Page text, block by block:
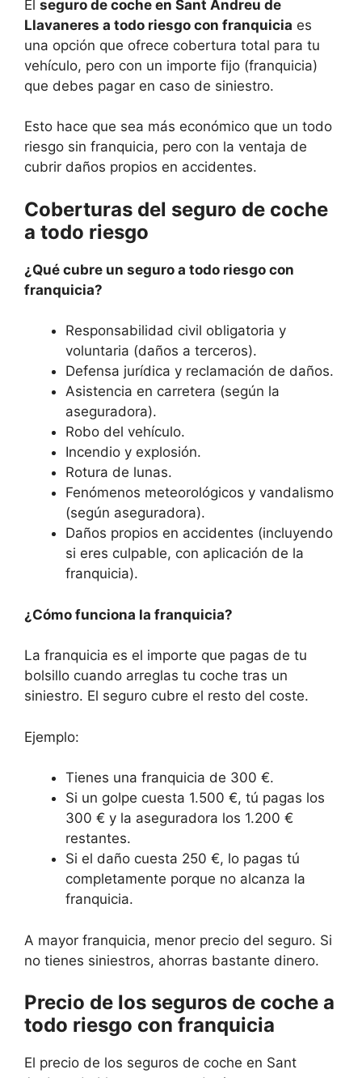
El seguro de coche en Sant Andreu de
Llavaneres a todo riesgo con franquicia es
una opción que ofrece cobertura total para tu
vehículo, pero con un importe fijo (franquicia)
que debes pagar en caso de siniestro.
Esto hace que sea más económico que un todo
riesgo sin franquicia, pero con la ventaja de
cubrir daños propios en accidentes.
Coberturas del seguro de coche
a todo riesgo
¿Qué cubre un seguro a todo riesgo con
franquicia?
Responsabilidad civil obligatoria y
voluntaria (daños a terceros).
Defensa jurídica y reclamación de daños.
Asistencia en carretera (según la
aseguradora).
Robo del vehículo.
Incendio y explosión.
Rotura de lunas.
Fenómenos meteorológicos y vandalismo
(según aseguradora).
Daños propios en accidentes (incluyendo
si eres culpable, con aplicación de la
franquicia).
¿Cómo funciona la franquicia?
La franquicia es el importe que pagas de tu
bolsillo cuando arreglas tu coche tras un
siniestro. El seguro cubre el resto del coste.
Ejemplo:
Tienes una franquicia de 300 €.
Si un golpe cuesta 1.500 €, tú pagas los
300 € y la aseguradora los 1.200 €
restantes.
Si el daño cuesta 250 €, lo pagas tú
completamente porque no alcanza la
franquicia.
A mayor franquicia, menor precio del seguro. Si
no tienes siniestros, ahorras bastante dinero.
Precio de los seguros de coche a
todo riesgo con franquicia
El precio de los seguros de coche en Sant